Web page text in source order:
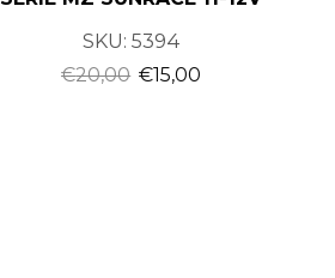
SKU: 5394
€20,00 €15,00